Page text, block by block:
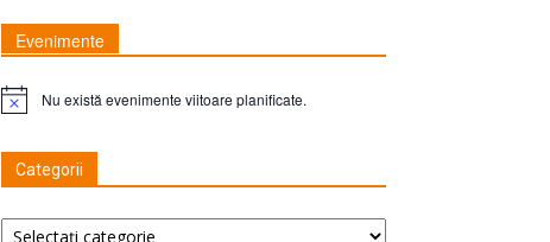
Evenimente
Notă Nu există evenimente viitoare planificate.
Categorii
Categorii